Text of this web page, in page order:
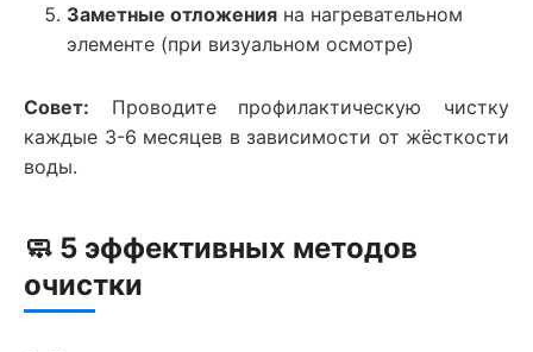
Заметные отложения на нагревательном
элементе (при визуальном осмотре)
Совет: Проводите профилактическую чистку
каждые 3-6 месяцев в зависимости от жёсткости
воды.
🧼 5 эффективных методов
очистки